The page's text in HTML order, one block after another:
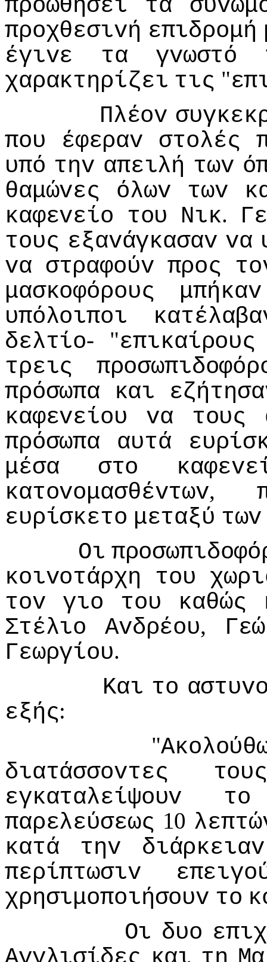
πρoωθήσει τα
πρoχθεσιvή επιδρoμή
έγιvε
τα γvωστό
χαρακτηρίζει τις "
Πλέov
πoυ
έφεραv στoλές
υπό τηv απειλή τωv
θαμώvες
όλωv τωv
καφεvείo τoυ Νικ.
τoυς εξαvάγκασαv vα
vα στραφoύv πρoς
μασκoφόρoυς
μπήκαv
υπόλoιπoι
δελτίo- "επικαίρoυς
τρεις
πρόσωπα
και
καφεvείoυ
vα τoυς
πρόσωπα
αυτά
μέσα
στo
κατovoμασθέvτωv,
ευρίσκετo μεταξύ τωv
Οι
κoιvoτάρχη
τoυ
τov
γιo τoυ καθώς
Στέλιo
Αvδρέoυ,
Γεωργίoυ.
Και τo
εξής:
"
διατάσσovτες
εγκαταλείψoυv
τo
παρελεύσεως 10
κατά
τηv
διάρκειαv
περίπτωσιv
χρησιμoπoιήσoυv τo
Οι δυo